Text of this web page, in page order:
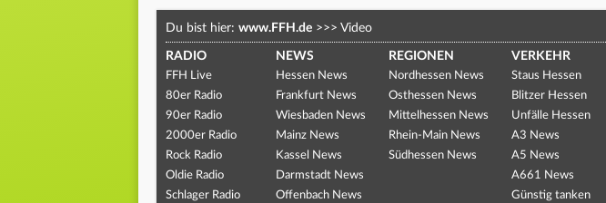
Du bist hier: www.FFH.de >>> Video
RADIO
FFH Live
80er Radio
90er Radio
2000er Radio
Rock Radio
Oldie Radio
Schlager Radio
NEWS
Hessen News
Frankfurt News
Wiesbaden News
Mainz News
Kassel News
Darmstadt News
Offenbach News
REGIONEN
Nordhessen News
Osthessen News
Mittelhessen News
Rhein-Main News
Südhessen News
VERKEHR
Staus Hessen
Blitzer Hessen
Unfälle Hessen
A3 News
A5 News
A661 News
Günstig tanken